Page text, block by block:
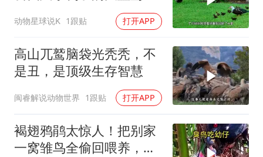
动物星球说K 1跟贴 打开APP
高山兀鹫脑袋光秃秃，不
是丑，是顶级生存智慧
闽睿解说动物世界 1跟贴 打开APP
褐翅鸦鹃太惊人！把别家
一窝雏鸟全偷回喂养，自